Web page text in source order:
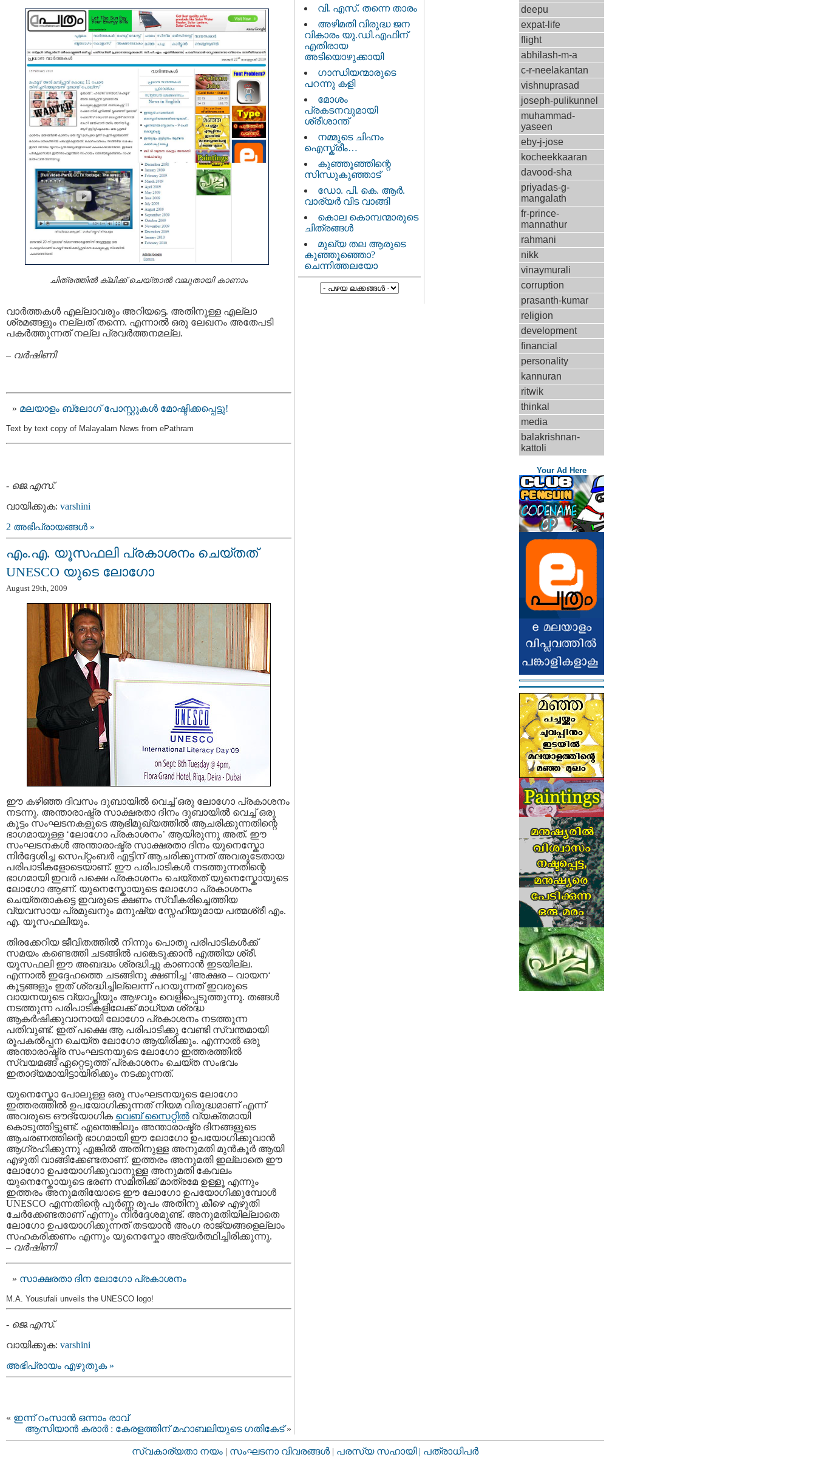
ചിത്രത്തില്‍ ക്ലിക്ക് ചെയ്താല്‍ വലുതായി കാണാം
വാര്‍ത്തകള്‍ എല്ലാവരും അറിയട്ടെ. അതിനുള്ള എല്ലാ
ശ്രമങ്ങളും നല്ലത് തന്നെ. എന്നാല്‍ ഒരു ലേഖനം അതേപടി
പകര്‍ത്തുന്നത് നല്ല പ്രവര്‍ത്തനമല്ല.
– വര്‍ഷിണി
മലയാളം ബ്ലോഗ് പോസ്റ്റുകള്‍ മോഷ്ടിക്കപ്പെട്ടു!
Text by text copy of Malayalam News from ePathram
- ജെ.എസ്.
വായിക്കുക: varshini
2 അഭിപ്രായങ്ങള്‍ »
എം.എ. യൂസഫലി പ്രകാശനം ചെയ്തത്
UNESCO യുടെ ലോഗോ
August 29th, 2009
ഈ കഴിഞ്ഞ ദിവസം ദുബായില്‍ വെച്ച് ഒരു ലോഗോ പ്രകാശനം
നടന്നു. അന്താരാഷ്ട്ര സാക്ഷരതാ ദിനം ദുബായില്‍ വെച്ച് ഒരു
കൂട്ടം സംഘടനകളുടെ ആഭിമുഖ്യത്തില്‍ ആചരിക്കുന്നതിന്റെ
ഭാഗമായുള്ള ‘ലോഗോ പ്രകാശനം’ ആയിരുന്നു അത്. ഈ
സംഘടനകള്‍ അന്താരാഷ്ട്ര സാക്ഷരതാ ദിനം യുനെസ്കോ
നിര്‍ദ്ദേശിച്ച സെപ്റ്റംബര്‍ എട്ടിന് ആചരിക്കുന്നത് അവരുടേതായ
പരിപാടികളോടെയാണ്. ഈ പരിപാടികള്‍ നടത്തുന്നതിന്റെ
ഭാഗമായി ഇവര്‍ പക്ഷെ പ്രകാശനം ചെയ്തത് യുനെസ്കോയുടെ
ലോഗോ ആണ്. യുനെസ്കോയുടെ ലോഗോ പ്രകാശനം
ചെയ്തതാകട്ടെ ഇവരുടെ ക്ഷണം സ്വീകരിച്ചെത്തിയ
വ്യവസായ പ്രമുഖനും മനുഷ്യ സ്നേഹിയുമായ പത്മശ്രീ എം.
എ. യൂസഫലിയും.
തിരക്കേറിയ ജീവിതത്തില്‍ നിന്നും പൊതു പരിപാടികള്‍ക്ക്
സമയം കണ്ടെത്തി ചടങ്ങില്‍ പങ്കെടുക്കാന്‍ എത്തിയ ശ്രീ.
യൂസഫലി ഈ അബദ്ധം ശ്രദ്ധിച്ചു കാണാന്‍ ഇടയില്ല.
എന്നാല്‍ ഇദ്ദേഹത്തെ ചടങ്ങിനു ക്ഷണിച്ച ‘അക്ഷര – വായന‘
കൂട്ടങ്ങളും ഇത് ശ്രദ്ധിച്ചില്ലെന്ന് പറയുന്നത് ഇവരുടെ
വായനയുടെ വ്യാപ്തിയും ആഴവും വെളിപ്പെടുത്തുന്നു. തങ്ങള്‍
നടത്തുന്ന പരിപാടികളിലേക്ക് മാധ്യമ ശ്രദ്ധ
ആകര്‍ഷിക്കുവാനായി ലോഗോ പ്രകാശനം നടത്തുന്ന
പതിവുണ്ട്. ഇത് പക്ഷെ ആ പരിപാടിക്കു വേണ്ടി സ്വന്തമായി
രൂപകല്‍പ്പന ചെയ്ത ലോഗോ ആയിരിക്കും. എന്നാല്‍ ഒരു
അന്താരാഷ്ട്ര സംഘടനയുടെ ലോഗോ ഇത്തരത്തില്‍
സ്വയമങ്ങ് ഏറ്റെടുത്ത് പ്രകാശനം ചെയ്ത സംഭവം
ഇതാദ്യമായിട്ടായിരിക്കും നടക്കുന്നത്.
യുനെസ്കോ പോലുള്ള ഒരു സംഘടനയുടെ ലോഗോ
ഇത്തരത്തില്‍ ഉപയോഗിക്കുന്നത് നിയമ വിരുദ്ധമാണ് എന്ന്
അവരുടെ ഔദ്യോഗിക വെബ് സൈറ്റില്‍ വ്യക്തമായി
കൊടുത്തിട്ടുണ്ട്. എന്തെങ്കിലും അന്താരാഷ്ട്ര ദിനങ്ങളുടെ
ആചരണത്തിന്റെ ഭാഗമായി ഈ ലോഗോ ഉപയോഗിക്കുവാന്‍
ആഗ്രഹിക്കുന്നു എങ്കില്‍ അതിനുള്ള അനുമതി മുന്‍‌കൂര്‍ ആയി
എഴുതി വാങ്ങിക്കേണ്ടതാണ്. ഇത്തരം അനുമതി ഇല്ലാതെ ഈ
ലോഗോ ഉപയോഗിക്കുവാനുള്ള അനുമതി കേവലം
യുനെസ്കോയുടെ ഭരണ സമിതിക്ക് മാത്രമേ ഉള്ളൂ എന്നും
ഇത്തരം അനുമതിയോടെ ഈ ലോഗോ ഉപയോഗിക്കുമ്പോള്‍
UNESCO എന്നതിന്റെ പൂര്‍ണ്ണ രൂപം അതിനു കീഴെ എഴുതി
ചേര്‍ക്കേണ്ടതാണ് എന്നും നിര്‍ദ്ദേശമുണ്ട്. അനുമതിയില്ലാതെ
ലോഗോ ഉപയോഗിക്കുന്നത് തടയാന്‍ അംഗ രാജ്യങ്ങളെല്ലാം
സഹകരിക്കണം എന്നും യുനെസ്കോ അഭ്യര്‍ത്ഥിച്ചിരിക്കുന്നു.
– വര്‍ഷിണി
സാക്ഷരതാ ദിന ലോഗോ പ്രകാശനം
M.A. Yousufali unveils the UNESCO logo!
- ജെ.എസ്.
വായിക്കുക: varshini
അഭിപ്രായം എഴുതുക »
« ഇന്ന് റംസാന്‍ ഒന്നാം രാവ്‌
ആസിയാന്‍ കരാര്‍ : കേരളത്തിന് മഹാബലിയുടെ ഗതികേട്»
വി. എസ്. തന്നെ താരം
അഴിമതി വിരുദ്ധ ജന
വികാരം യു.ഡി.എഫിന്
എതിരായ
അടിയൊഴുക്കായി
ഗാന്ധിയന്മാരുടെ
പറന്നു കളി
മോശം
പ്രകടനവുമായി
ശ്രീശാന്ത്
നമ്മുടെ ചിഹ്നം
ഐസ്ക്രീം…
കുഞ്ഞൂഞ്ഞിന്റെ
സിന്ധുകുഞ്ഞാട്
ഡോ. പി. കെ. ആര്‍.
വാര്യര്‍ വിട വാങ്ങി
കൊല കൊമ്പന്മാരുടെ
ചിത്രങ്ങള്‍
മുഖ്യ തല ആരുടെ
കുഞ്ഞൂഞ്ഞൊ?
ചെന്നിത്തലയോ
deepu
expat-life
flight
abhilash-m-a
c-r-neelakantan
vishnuprasad
joseph-pulikunnel
muhammad-
yaseen
eby-j-jose
kocheekkaaran
davood-sha
priyadas-g-
mangalath
fr-prince-
mannathur
rahmani
nikk
vinaymurali
corruption
prasanth-kumar
religion
development
financial
personality
kannuran
ritwik
thinkal
media
balakrishnan-
kattoli
Your Ad Here
സ്വകാര്യതാ നയം | സംഘടനാ വിവരങ്ങള്‍ | പരസ്യ സഹായി | പത്രാധിപര്‍